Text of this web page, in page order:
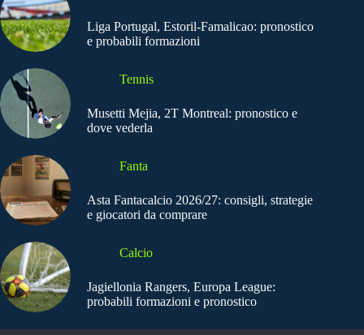
Liga Portugal, Estoril-Famalicao: pronostico
e probabili formazioni
Tennis
Musetti Mejia, 2T Montreal: pronostico e
dove vederla
Fanta
Asta Fantacalcio 2026/27: consigli, strategie
e giocatori da comprare
Calcio
Jagiellonia Rangers, Europa League:
probabili formazioni e pronostico